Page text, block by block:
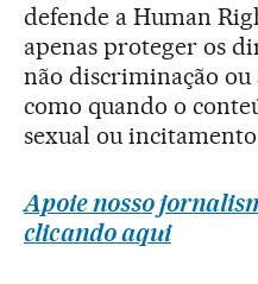
defende a Human
apenas proteger os
não discriminação ou
como quando o
sexual ou
Apoie nosso
clicando aqui